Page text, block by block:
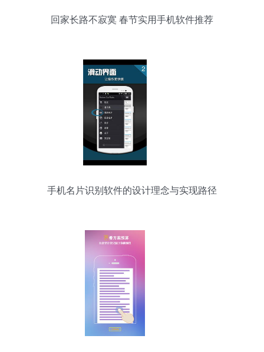
回家长路不寂寞 春节实用手机软件推荐
手机名片识别软件的设计理念与实现路径